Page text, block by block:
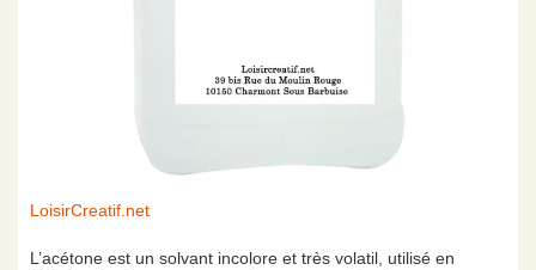
LoisirCreatif.net
L’acétone est un solvant incolore et très volatil, utilisé en
Skip
the